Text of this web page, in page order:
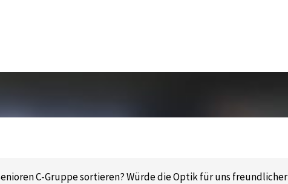
C-Gruppe sortieren? Würde die Optik für uns freundlicher